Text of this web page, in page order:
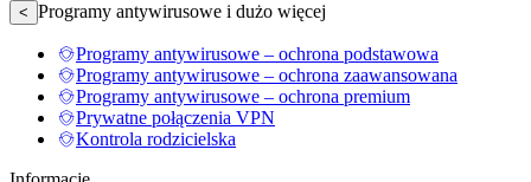
< Programy antywirusowe i dużo więcej
Programy antywirusowe – ochrona podstawowa
Programy antywirusowe – ochrona zaawansowana
Programy antywirusowe – ochrona premium
Prywatne połączenia VPN
Kontrola rodzicielska